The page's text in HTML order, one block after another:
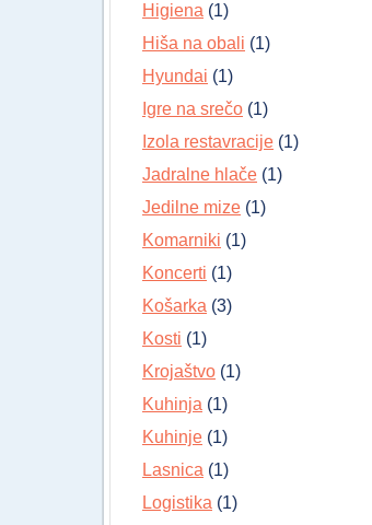
Higiena (1)
Hiša na obali (1)
Hyundai (1)
Igre na srečo (1)
Izola restavracije (1)
Jadralne hlače (1)
Jedilne mize (1)
Komarniki (1)
Koncerti (1)
Košarka (3)
Kosti (1)
Krojaštvo (1)
Kuhinja (1)
Kuhinje (1)
Lasnica (1)
Logistika (1)